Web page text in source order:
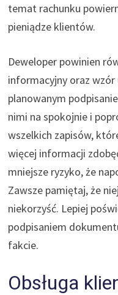
temat rachunku
pieniądze klientów.
Deweloper powinien
informacyjny oraz wzór
planowanym
nimi na spokojnie i
wszelkich zapisów,
więcej informacji
mniejsze ryzyko, że
Zawsze pamiętaj, że
niekorzyść. Lepiej
podpisaniem
fakcie.
Obsługa